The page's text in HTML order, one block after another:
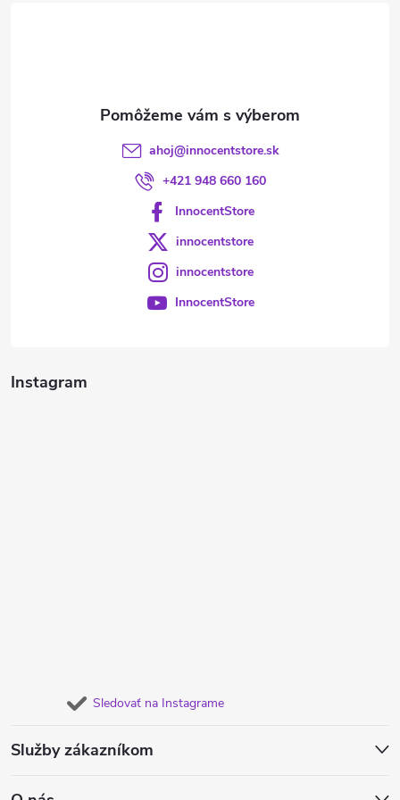
Instagram
Sledovať na Instagrame
Služby zákazníkom
ahoj@innocentstore.sk
+421 948 660 160
InnocentStore
innocentstore
innocentstore
InnocentStore